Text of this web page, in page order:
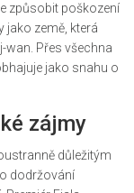
způsobit poškození
jako země, která
wan. Přes všechna
jako snahu o
zájmy
důležitým
dodržování